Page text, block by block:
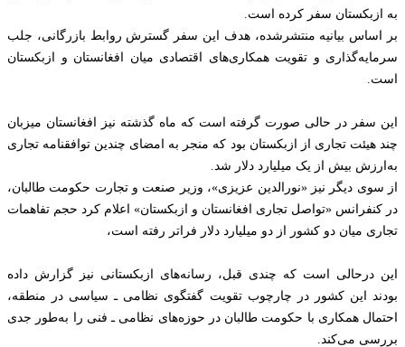
به ازبکستان سفر کرده است.
بر اساس بیانیه منتشرشده، هدف این سفر گسترش روابط بازرگانی، جلب
سرمایه‌گذاری و تقویت همکاری‌های اقتصادی میان افغانستان و ازبکستان
است.
این سفر در حالی صورت گرفته است که ماه گذشته نیز افغانستان میزبان
چند هیئت تجاری از ازبکستان بود که منجر به امضای چندین توافقنامه تجاری
به‌ارزش بیش از یک میلیارد دلار شد.
از سوی دیگر نیز «نورالدین عزیزی»، وزیر صنعت و تجارت حکومت طالبان،
در کنفرانس «تواصل تجاری افغانستان و ازبکستان» اعلام کرد حجم تفاهمات
تجاری میان دو کشور از دو میلیارد دلار فراتر رفته است،
این درحالی است که چندی قبل، رسانه‌های ازبکستانی نیز گزارش داده
بودند این کشور در چارچوب تقویت گفتگوی نظامی ـ سیاسی در منطقه،
احتمال همکاری با حکومت طالبان در حوزه‌های نظامی‌ ـ فنی را به‌طور جدی
بررسی می‌کند.